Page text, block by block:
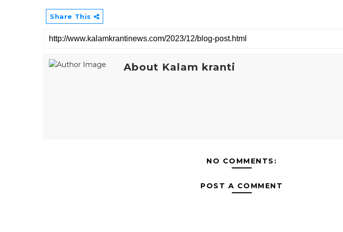
Share This
About Kalam kranti
NO COMMENTS:
POST A COMMENT